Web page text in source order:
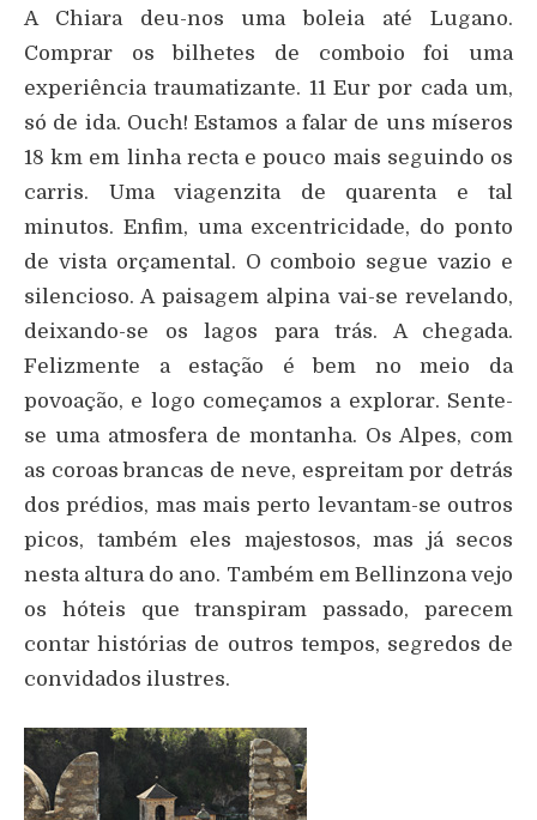
A Chiara deu-nos uma boleia até Lugano.
Comprar os bilhetes de comboio foi uma
experiência traumatizante. 11 Eur por cada um,
só de ida. Ouch! Estamos a falar de uns míseros
18 km em linha recta e pouco mais seguindo os
carris. Uma viagenzita de quarenta e tal
minutos. Enfim, uma excentricidade, do ponto
de vista orçamental. O comboio segue vazio e
silencioso. A paisagem alpina vai-se revelando,
deixando-se os lagos para trás. A chegada.
Felizmente a estação é bem no meio da
povoação, e logo começamos a explorar. Sente-
se uma atmosfera de montanha. Os Alpes, com
as coroas brancas de neve, espreitam por detrás
dos prédios, mas mais perto levantam-se outros
picos, também eles majestosos, mas já secos
nesta altura do ano. Também em Bellinzona vejo
os hóteis que transpiram passado, parecem
contar histórias de outros tempos, segredos de
convidados ilustres.